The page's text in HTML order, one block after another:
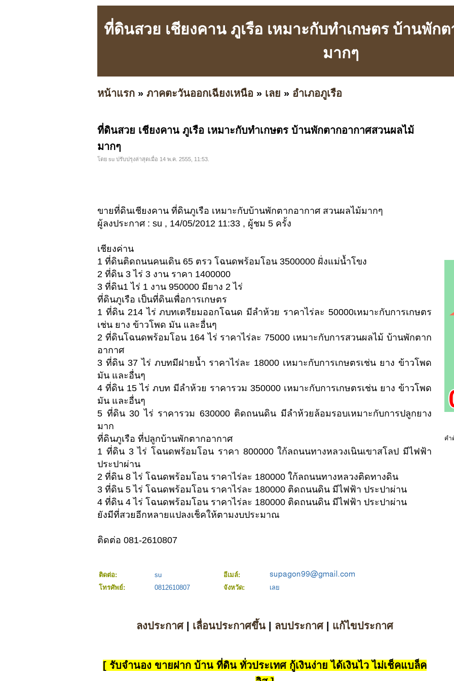
ที่ดินสวย เชียงคาน ภูเรือ เหมาะกับทำเกษตร บ้านพัก
มากๆ
หน้าแรก » ภาคตะวันออกเฉียงเหนือ » เลย » อำเภอภูเรือ
ที่ดินสวย เชียงคาน ภูเรือ เหมาะกับทำเกษตร บ้านพักตากอากาศสวนผลไม้
มากๆ
โดย su ปรับปรุงล่าสุดเมื่อ 14 พ.ค. 2555, 11:53.
ขายที่ดินเชียงคาน ที่ดินภูเรือ เหมาะกับบ้านพักตากอากาศ สวนผลไม้มากๆ
ผู้ลงประกาศ : su , 14/05/2012 11:33 , ผู้ชม 5 ครั้ง
เชียงค่าน
1 ที่ดินติดถนนคนเดิน 65 ตรว โฉนดพร้อมโอน 3500000 ฝั่งแม่น้ำโขง
2 ที่ดิน 3 ไร่ 3 งาน ราคา 1400000
3 ที่ดิน1 ไร่ 1 งาน 950000 มียาง 2 ไร่
ที่ดินภูเรือ เป็นที่ดินเพื่อการเกษตร
1 ที่ดิน 214 ไร่ ภบทเตรียมออกโฉนด มีลำห้วย ราคาไร่ละ 50000เหมาะกับการเกษตร
เช่น ยาง ข้าวโพด มัน และอื่นๆ
2 ที่ดินโฉนดพร้อมโอน 164 ไร่ ราคาไร่ละ 75000 เหมาะกับการสวนผลไม้ บ้านพักตาก
อากาศ
3 ที่ดิน 37 ไร่ ภบทมีฝายน้ำ ราคาไร่ละ 18000 เหมาะกับการเกษตรเช่น ยาง ข้าวโพด
มัน และอื่นๆ
4 ที่ดิน 15 ไร่ ภบท มีลำห้วย ราคารวม 350000 เหมาะกับการเกษตรเช่น ยาง ข้าวโพด
มัน และอื่นๆ
5 ที่ดิน 30 ไร่ ราคารวม 630000 ติดถนนดิน มีลำห้วยล้อมรอบเหมาะกับการปลูกยาง
มาก
ที่ดินภูเรือ ที่ปลูกบ้านพักตากอากาศ
1 ที่ดิน 3 ไร่ โฉนดพร้อมโอน ราคา 800000 ใก้ลถนนทางหลวงเนินเขาสโลป มีไฟฟ้า
ประปาผ่าน
2 ที่ดิน 8 ไร่ โฉนดพร้อมโอน ราคาไร่ละ 180000 ใก้ลถนนทางหลวงติดทางดิน
3 ที่ดิน 5 ไร่ โฉนดพร้อมโอน ราคาไร่ละ 180000 ติดถนนดิน มีไฟฟ้า ประปาผ่าน
4 ที่ดิน 4 ไร่ โฉนดพร้อมโอน ราคาไร่ละ 180000 ติดถนนดิน มีไฟฟ้า ประปาผ่าน
ยังมีที่สวยอีกหลายแปลงเช็คให้ตามงบประมาณ
ติดต่อ 081-2610807
ติดต่อ: su
อีเมล์:
โทรศัพย์:
0812610807 จังหวัด: เลย
ลงประกาศ| เลื่อนประกาศขึ้น| ลบประกาศ| แก้ไขประกาศ
[ รับจำนอง ขายฝาก บ้าน ที่ดิน ทั่วประเทศ กู้เงินง่าย ได้เงินไว ไม่เช็คแบล็ค
คำ